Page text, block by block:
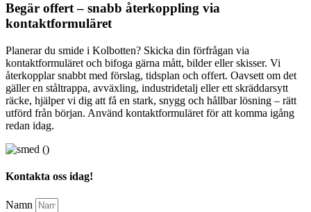
Begär offert – snabb återkoppling via
kontaktformuläret
Planerar du smide i Kolbotten? Skicka din förfrågan via
kontaktformuläret och bifoga gärna mått, bilder eller skisser. Vi
återkopplar snabbt med förslag, tidsplan och offert. Oavsett om det
gäller en ståltrappa, avväxling, industridetalj eller ett skräddarsytt
räcke, hjälper vi dig att få en stark, snygg och hållbar lösning – rätt
utförd från början. Använd kontaktformuläret för att komma igång
redan idag.
Kontakta oss idag!
Namn